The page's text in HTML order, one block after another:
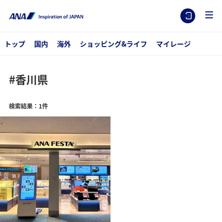
トップ 国内 海外 ショッピング&ライフ マイレージ
#香川県
検索結果：1件